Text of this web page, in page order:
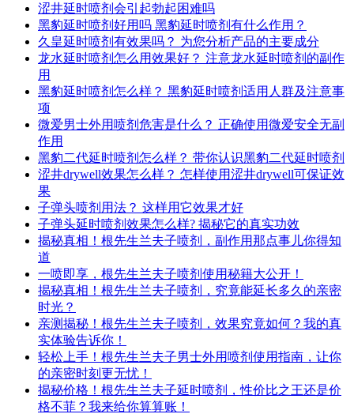
涩井延时喷剂会引起勃起困难吗
黑豹延时喷剂好用吗 黑豹延时喷剂有什么作用？
久皇延时喷剂有效果吗？ 为您分析产品的主要成分
龙水延时喷剂怎么用效果好？ 注意龙水延时喷剂的副作
用
黑豹延时喷剂怎么样？ 黑豹延时喷剂适用人群及注意事
项
微爱男士外用喷剂危害是什么？ 正确使用微爱安全无副
作用
黑豹二代延时喷剂怎么样？ 带你认识黑豹二代延时喷剂
涩井drywell效果怎么样？ 怎样使用涩井drywell可保证效
果
子弹头喷剂用法？ 这样用它效果才好
子弹头延时喷剂效果怎么样? 揭秘它的真实功效
揭秘真相！根先生兰夫子喷剂，副作用那点事儿你得知
道
一喷即享，根先生兰夫子喷剂使用秘籍大公开！
揭秘真相！根先生兰夫子喷剂，究竟能延长多久的亲密
时光？
亲测揭秘！根先生兰夫子喷剂，效果究竟如何？我的真
实体验告诉你！
轻松上手！根先生兰夫子男士外用喷剂使用指南，让你
的亲密时刻更无忧！
揭秘价格！根先生兰夫子延时喷剂，性价比之王还是价
格不菲？我来给你算算账！